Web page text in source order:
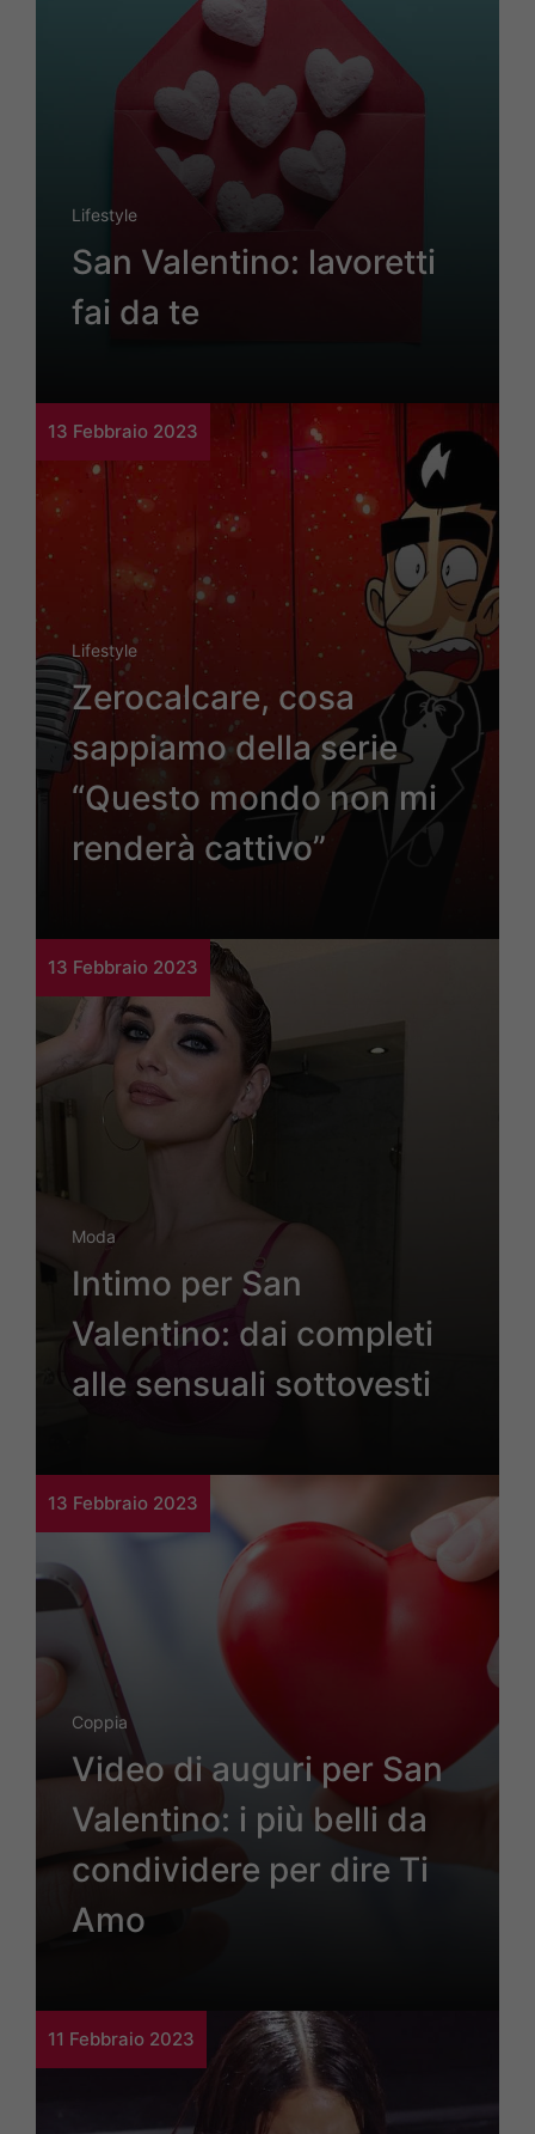
Lifestyle
San Valentino: lavoretti
fai da te
13 Febbraio 2023
Lifestyle
Zerocalcare, cosa
sappiamo della serie
“Questo mondo non mi
renderà cattivo”
13 Febbraio 2023
Moda
Intimo per San
Valentino: dai completi
alle sensuali sottovesti
13 Febbraio 2023
Coppia
Video di auguri per San
Valentino: i più belli da
condividere per dire Ti
Amo
11 Febbraio 2023